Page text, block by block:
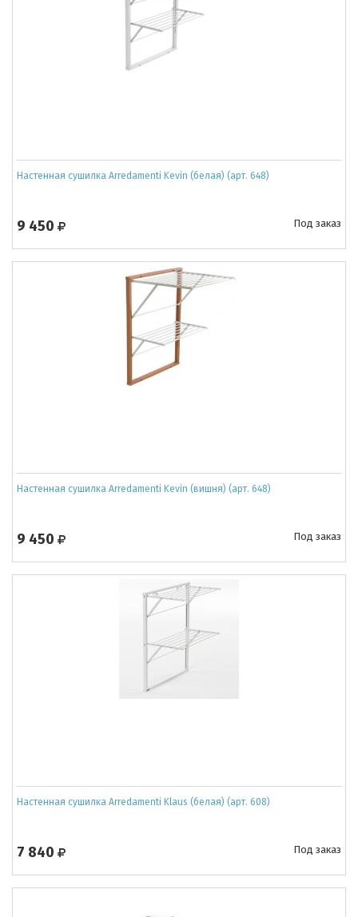
Настенная сушилка Arredamenti Kevin (белая) (арт. 648)
9 450 Под заказ
Настенная сушилка Arredamenti Kevin (вишня) (арт. 648)
9 450 Под заказ
Настенная сушилка Arredamenti Klaus (белая) (арт. 608)
7 840 Под заказ